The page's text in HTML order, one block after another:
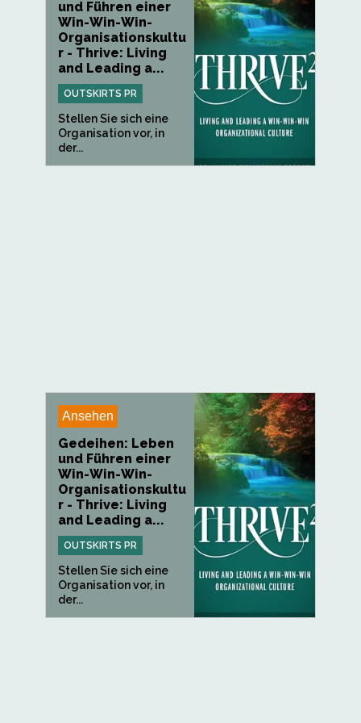
und Führen einer
Win-Win-Win-
Organisationskultu
r - Thrive: Living
and Leading a...
OUTSKIRTS PR
Stellen Sie sich eine
Organisation vor, in
der...
Ansehen
Gedeihen: Leben
und Führen einer
Win-Win-Win-
Organisationskultu
r - Thrive: Living
and Leading a...
OUTSKIRTS PR
Stellen Sie sich eine
Organisation vor, in
der...